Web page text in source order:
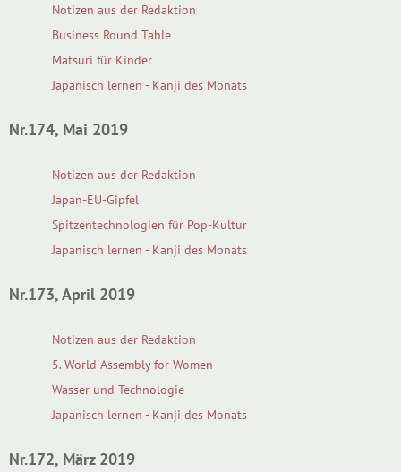
Notizen aus der Redaktion
Business Round Table
Matsuri für Kinder
Japanisch lernen - Kanji des Monats
Nr.174, Mai 2019
Notizen aus der Redaktion
Japan-EU-Gipfel
Spitzentechnologien für Pop-Kultur
Japanisch lernen - Kanji des Monats
Nr.173, April 2019
Notizen aus der Redaktion
5. World Assembly for Women
Wasser und Technologie
Japanisch lernen - Kanji des Monats
Nr.172, März 2019